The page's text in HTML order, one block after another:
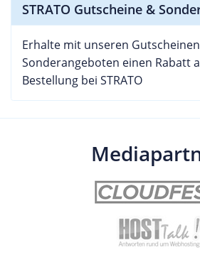
STRATO Gutscheine &
Erhalte mit unseren
Sonderangeboten einen Rabatt
Bestellung bei STRATO